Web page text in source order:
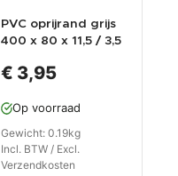
PVC oprijrand grijs
400 x 80 x 11,5 / 3,5
1815 typ 2
€ 3,95
Op voorraad
Gewicht: 0.19kg
Incl. BTW / Excl.
Verzendkosten